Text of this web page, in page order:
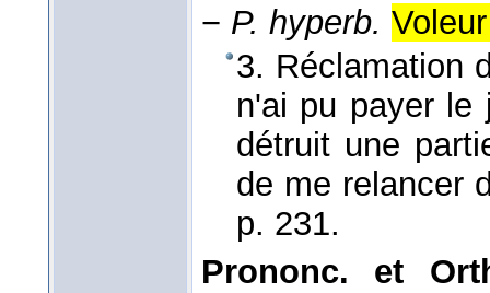
− P. hyperb.
3. Réclamation
n'ai pu payer
détruit une
de me relancer
p. 231.
Prononc. et